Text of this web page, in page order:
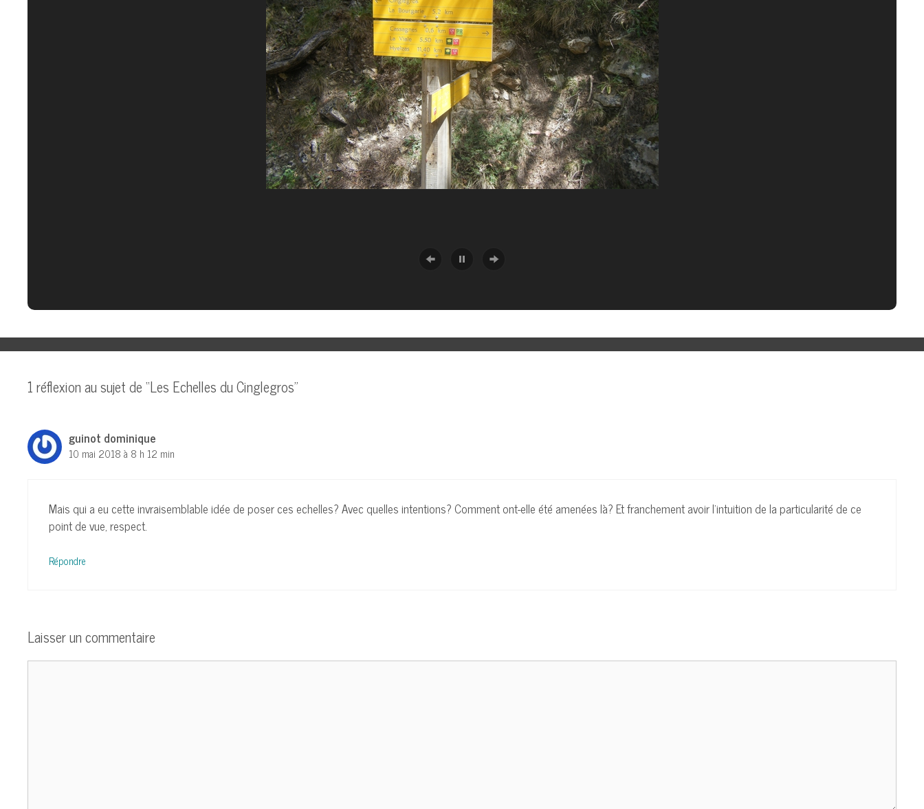
1 réflexion au sujet de “Les Echelles du Cinglegros”
guinot dominique
10 mai 2018 à 8 h 12 min
Mais qui a eu cette invraisemblable idée de poser ces echelles? Avec quelles intentions? Comment ont-elle été amenées là? Et franchement avoir l’intuition de la particularité de ce
point de vue, respect.
Répondre
Laisser un commentaire
Commentaire